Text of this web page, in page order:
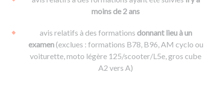
moins de 2 ans
avis relatifs à des formations donnant lieu à un
examen(exclues : formations B78, B96, AM cyclo ou
voiturette, moto légère 125/scooter/L5e, gros cube
A2 vers A)